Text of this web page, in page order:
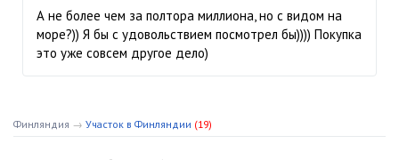
А не более чем за полтора миллиона, но с видом на
море?)) Я бы с удовольствием посмотрел бы)))) Покупка
это уже совсем другое дело)
Финляндия → Участок в Финляндии (19)